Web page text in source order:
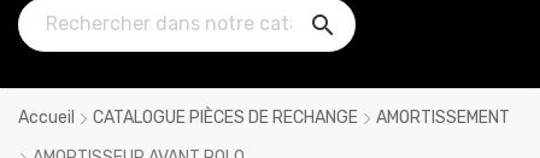

Accueil CATALOGUE PIÈCES DE RECHANGE
AMORTISSEMENT